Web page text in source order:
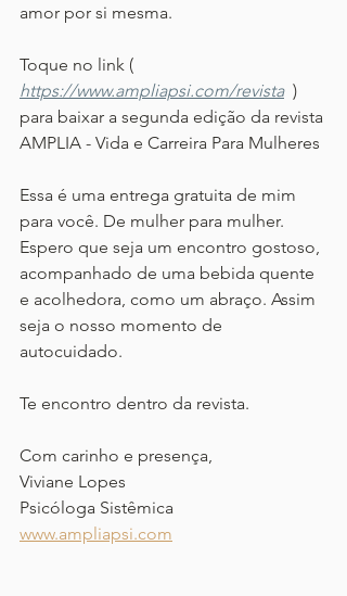
amor por si mesma.
Toque no link (
https://www.ampliapsi.com/revista )
para baixar a segunda edição da revista
AMPLIA - Vida e Carreira Para Mulheres
Essa é uma entrega gratuita de mim
para você. De mulher para mulher.
Espero que seja um encontro gostoso,
acompanhado de uma bebida quente
e acolhedora, como um abraço. Assim
seja o nosso momento de
autocuidado.
Te encontro dentro da revista.
Com carinho e presença,
Viviane Lopes
Psicóloga Sistêmica
www.ampliapsi.com